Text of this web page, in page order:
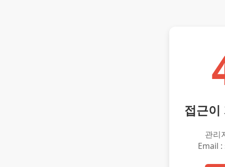
접근이
관리
Email